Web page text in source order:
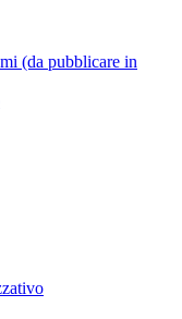
(da pubblicare in